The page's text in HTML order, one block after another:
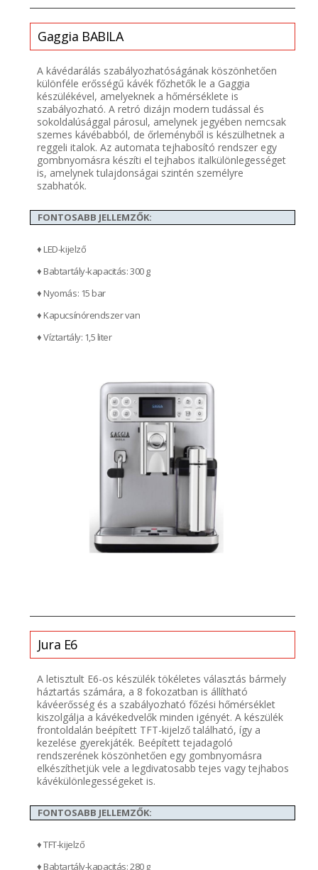
Gaggia BABILA
A kávédarálás szabályozhatóságának köszönhetően
különféle erősségű kávék főzhetők le a Gaggia
készülékével, amelyeknek a hőmérséklete is
szabályozható. A retró dizájn modern tudással és
sokoldalúsággal párosul, amelynek jegyében nemcsak
szemes kávébabból, de őrleményből is készülhetnek a
reggeli italok. Az automata tejhabosító rendszer egy
gombnyomásra készíti el tejhabos italkülönlegességet
is, amelynek tulajdonságai szintén személyre
szabhatók.
FONTOSABB JELLEMZŐK:
♦ LED-kijelző
♦ Babtartály-kapacitás: 300 g
♦ Nyomás: 15 bar
♦ Kapucsínórendszer van
♦ Víztartály: 1,5 liter
Jura E6
A letisztult E6-os készülék tökéletes választás bármely
háztartás számára, a 8 fokozatban is állítható
kávéerősség és a szabályozható főzési hőmérséklet
kiszolgálja a kávékedvelők minden igényét. A készülék
frontoldalán beépített TFT-kijelző található, így a
kezelése gyerekjáték. Beépített tejadagoló
rendszerének köszönhetően egy gombnyomásra
elkészíthetjük vele a legdivatosabb tejes vagy tejhabos
kávékülönlegességeket is.
FONTOSABB JELLEMZŐK:
♦ TFT-kijelző
♦ Babtartály-kapacitás: 280 g